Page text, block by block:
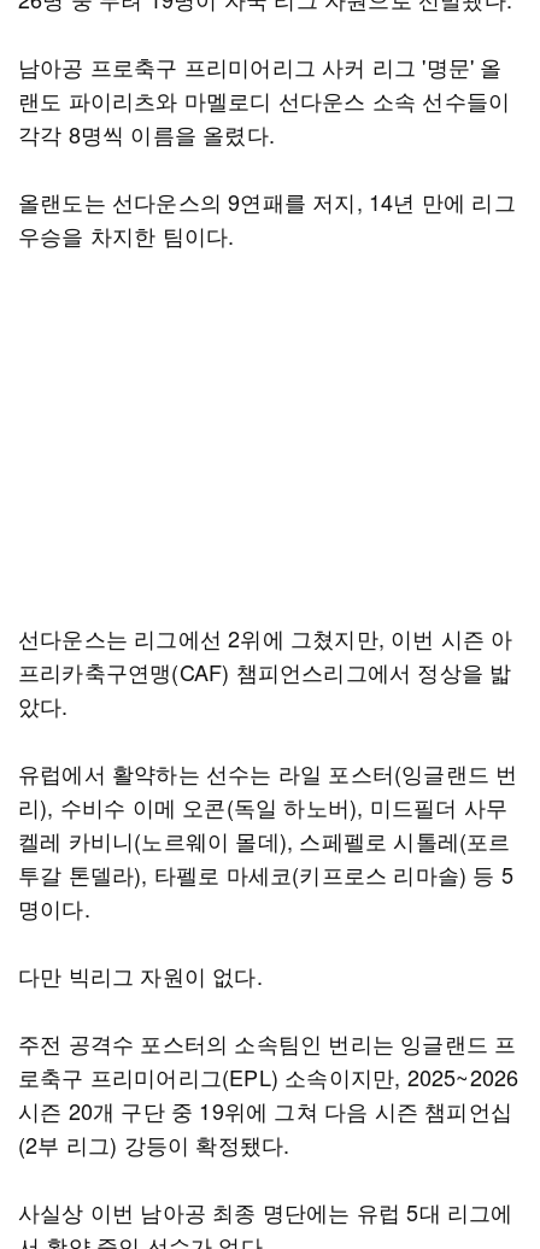
남아공 프로축구 프리미어리그 사커 리그 '명문' 올
랜도 파이리츠와 마멜로디 선다운스 소속 선수들이
각각 8명씩 이름을 올렸다.
올랜도는 선다운스의 9연패를 저지, 14년 만에 리그
우승을 차지한 팀이다.
선다운스는 리그에선 2위에 그쳤지만, 이번 시즌 아
프리카축구연맹(CAF) 챔피언스리그에서 정상을 밟
았다.
유럽에서 활약하는 선수는 라일 포스터(잉글랜드 번
리), 수비수 이메 오콘(독일 하노버), 미드필더 사무
켈레 카비니(노르웨이 몰데), 스페펠로 시톨레(포르
투갈 톤델라), 타펠로 마세코(키프로스 리마솔) 등 5
명이다.
다만 빅리그 자원이 없다.
주전 공격수 포스터의 소속팀인 번리는 잉글랜드 프
로축구 프리미어리그(EPL) 소속이지만, 2025~2026
시즌 20개 구단 중 19위에 그쳐 다음 시즌 챔피언십
(2부 리그) 강등이 확정됐다.
사실상 이번 남아공 최종 명단에는 유럽 5대 리그에